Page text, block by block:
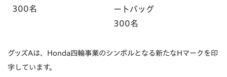
300名
ートバッグ
300名
グッズAは、Honda四輪事業のシンボルとなる新たなHマークを印
字しています。